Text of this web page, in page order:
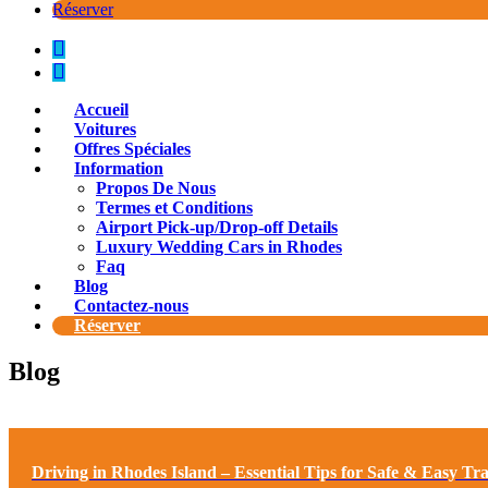
Réserver
Accueil
Voitures
Offres Spéciales
Information
Propos De Nous
Termes et Conditions
Airport Pick-up/Drop-off Details
Luxury Wedding Cars in Rhodes
Faq
Blog
Contactez-nous
Réserver
Blog
Driving in Rhodes Island – Essential Tips for Safe & Easy